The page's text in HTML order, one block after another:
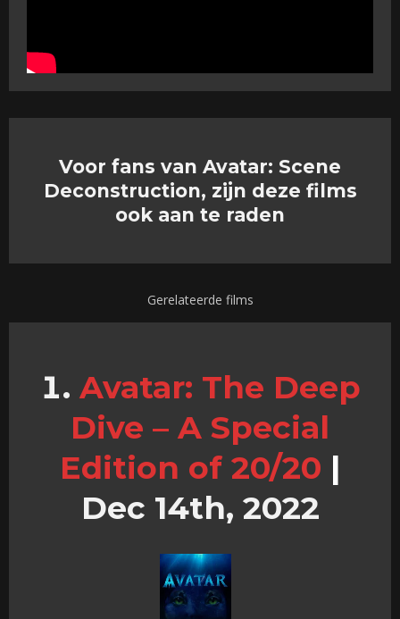
Voor fans van Avatar: Scene
Deconstruction, zijn deze films
ook aan te raden
Gerelateerde films
Avatar: The Deep
Dive – A Special
Edition of 20/20 |
Dec 14th, 2022